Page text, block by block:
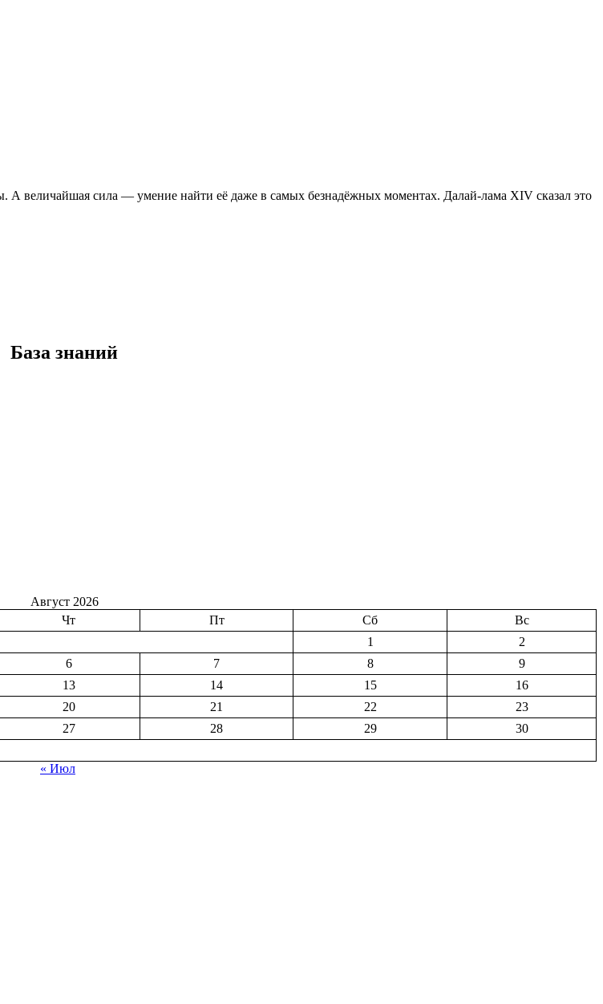
А величайшая сила — умение найти её даже в самых безнадёжных моментах. Далай-лама XIV сказал это
База знаний
Август 2026
Чт Пт Сб
Вс
1
2
6 7 8
9
13 14 15
16
20 21 22
23
27 28 29
30
« Июл